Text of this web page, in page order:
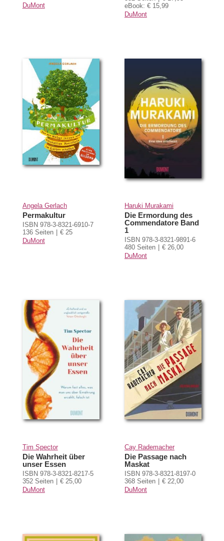
DuMont
eBook: € 15,99
DuMont
Angela Gerlach
Permakultur
ISBN 978-3-8321-6910-7
136 Seiten
€ 25
DuMont
Haruki Murakami
Die Ermordung des
Commendatore Band
1
ISBN 978-3-8321-9891-6
480 Seiten
€ 26,00
DuMont
Tim Spector
Die Wahrheit über
unser Essen
ISBN 978-3-8321-8217-5
352 Seiten
€ 25,00
DuMont
Cay Rademacher
Die Passage nach
Maskat
ISBN 978-3-8321-8197-0
368 Seiten
€ 22,00
DuMont